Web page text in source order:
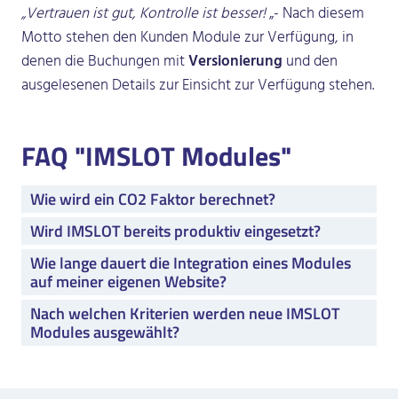
„Vertrauen ist gut, Kontrolle ist besser!„- Nach diesem
Motto stehen den Kunden Module zur Verfügung, in
denen die Buchungen mitVersionierung und den
ausgelesenen Details zur Einsicht zur Verfügung stehen.
FAQ "IMSLOT Modules"
Wie wird ein CO2 Faktor berechnet?
Wird IMSLOT bereits produktiv eingesetzt?
Wie lange dauert die Integration eines Modules
auf meiner eigenen Website?
Nach welchen Kriterien werden neue IMSLOT
Modules ausgewählt?